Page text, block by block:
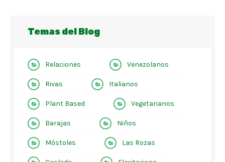
Temas del Blog
Relaciones Venezolanos
Rivas Italianos
Plant Based Vegetarianos
Barajas Niños
Móstoles Las Rozas